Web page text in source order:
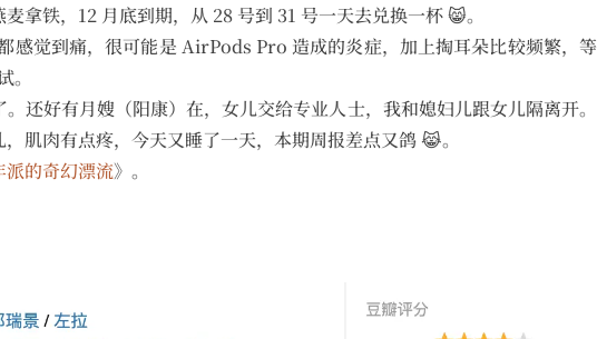
拿铁，12 月底到期，从 28 号到 31 号一天去兑换一杯 😸。
感觉到痛，很可能是 AirPods Pro 造成的炎症，加上掏耳朵比较频繁，等
还好有月嫂（阳康）在，女儿交给专业人士，我和媳妇儿跟女儿隔离开。
肌肉有点疼，今天又睡了一天，本期周报差点又鸽 😹。
派的奇幻漂流》。